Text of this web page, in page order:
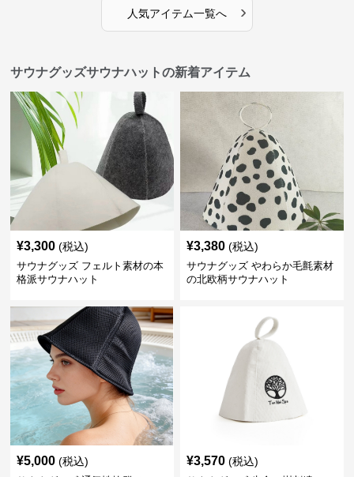
人気アイテム一覧へ ›
サウナグッズサウナハットの新着アイテム
¥3,300 (税込)
サウナグッズ フェルト素材の本
格派サウナハット
¥3,380 (税込)
サウナグッズ やわらか毛氈素材
の北欧柄サウナハット
¥5,000 (税込) ¥3,570 (税込)